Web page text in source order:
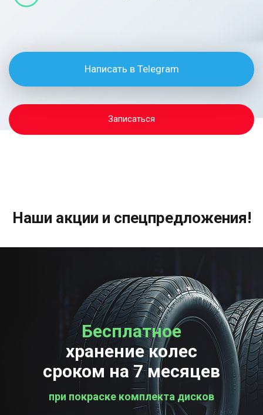
Написать в Telegram
Записаться
Наши акции и спецпредложения!
Бесплатное
хранение колес
сроком на 7 месяцев
при покраске комплекта дисков
Бесплатная
проверка колес